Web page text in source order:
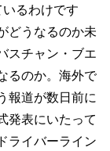
るわけです
どうなるのか未
スチャン・ブエ
るのか。海外で
報道が数日前に
発表にいたって
ライバーライン